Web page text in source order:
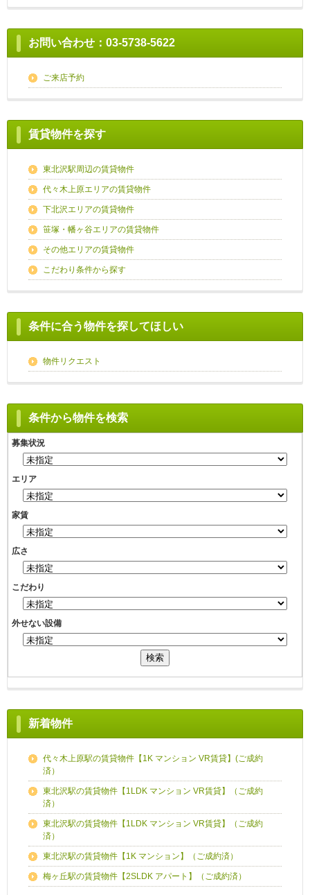
お問い合わせ：03-5738-5622
ご来店予約
賃貸物件を探す
東北沢駅周辺の賃貸物件
代々木上原エリアの賃貸物件
下北沢エリアの賃貸物件
笹塚・幡ヶ谷エリアの賃貸物件
その他エリアの賃貸物件
こだわり条件から探す
条件に合う物件を探してほしい
物件リクエスト
条件から物件を検索
募集状況
エリア
家賃
広さ
こだわり
外せない設備
新着物件
代々木上原駅の賃貸物件【1K マンション VR賃貸】(ご成約
済）
東北沢駅の賃貸物件【1LDK マンション VR賃貸】（ご成約
済）
東北沢駅の賃貸物件【1LDK マンション VR賃貸】（ご成約
済）
東北沢駅の賃貸物件【1K マンション】（ご成約済）
梅ヶ丘駅の賃貸物件【2SLDK アパート】（ご成約済）